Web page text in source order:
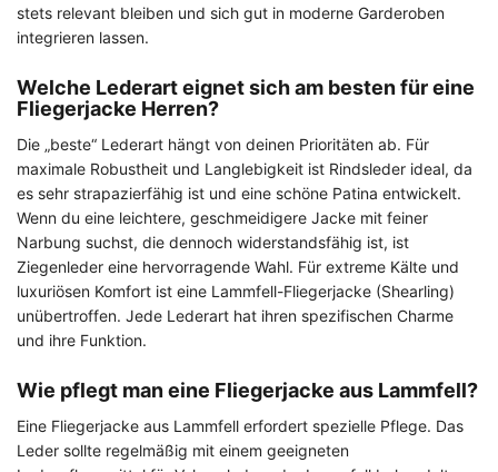
stets relevant bleiben und sich gut in moderne Garderoben
integrieren lassen.
Welche Lederart eignet sich am besten für eine
Fliegerjacke Herren?
Die „beste“ Lederart hängt von deinen Prioritäten ab. Für
maximale Robustheit und Langlebigkeit ist Rindsleder ideal, da
es sehr strapazierfähig ist und eine schöne Patina entwickelt.
Wenn du eine leichtere, geschmeidigere Jacke mit feiner
Narbung suchst, die dennoch widerstandsfähig ist, ist
Ziegenleder eine hervorragende Wahl. Für extreme Kälte und
luxuriösen Komfort ist eine Lammfell-Fliegerjacke (Shearling)
unübertroffen. Jede Lederart hat ihren spezifischen Charme
und ihre Funktion.
Wie pflegt man eine Fliegerjacke aus Lammfell?
Eine Fliegerjacke aus Lammfell erfordert spezielle Pflege. Das
Leder sollte regelmäßig mit einem geeigneten